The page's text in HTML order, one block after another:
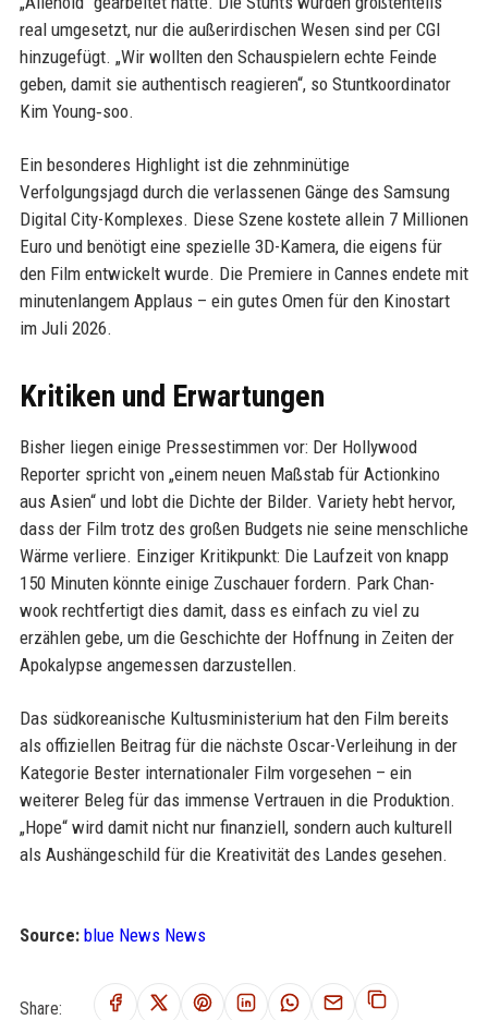
real umgesetzt, nur die außerirdischen Wesen sind per CGI
hinzugefügt. „Wir wollten den Schauspielern echte Feinde
geben, damit sie authentisch reagieren“, so Stuntkoordinator
Kim Young‑soo.
Ein besonderes Highlight ist die zehnminütige
Verfolgungsjagd durch die verlassenen Gänge des Samsung
Digital City-Komplexes. Diese Szene kostete allein 7 Millionen
Euro und benötigt eine spezielle 3D-Kamera, die eigens für
den Film entwickelt wurde. Die Premiere in Cannes endete mit
minutenlangem Applaus – ein gutes Omen für den Kinostart
im Juli 2026.
Kritiken und Erwartungen
Bisher liegen einige Pressestimmen vor: Der Hollywood
Reporter spricht von „einem neuen Maßstab für Actionkino
aus Asien“ und lobt die Dichte der Bilder. Variety hebt hervor,
dass der Film trotz des großen Budgets nie seine menschliche
Wärme verliere. Einziger Kritikpunkt: Die Laufzeit von knapp
150 Minuten könnte einige Zuschauer fordern. Park Chan-
wook rechtfertigt dies damit, dass es einfach zu viel zu
erzählen gebe, um die Geschichte der Hoffnung in Zeiten der
Apokalypse angemessen darzustellen.
Das südkoreanische Kultusministerium hat den Film bereits
als offiziellen Beitrag für die nächste Oscar-Verleihung in der
Kategorie Bester internationaler Film vorgesehen – ein
weiterer Beleg für das immense Vertrauen in die Produktion.
„Hope“ wird damit nicht nur finanziell, sondern auch kulturell
als Aushängeschild für die Kreativität des Landes gesehen.
Source: blue News News
Share: